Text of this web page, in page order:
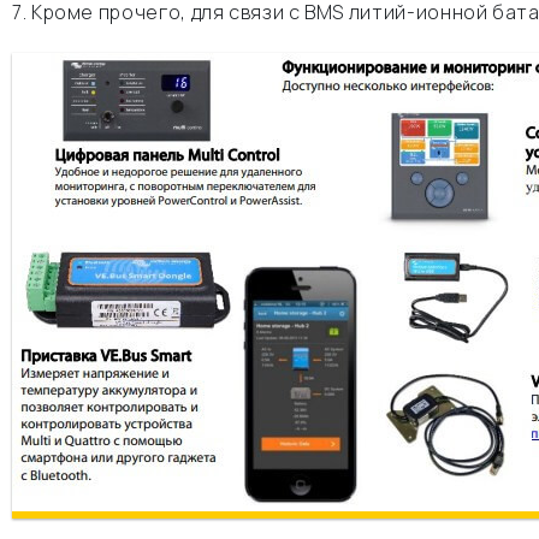
7. Кроме прочего, для связи с BMS литий-ионной